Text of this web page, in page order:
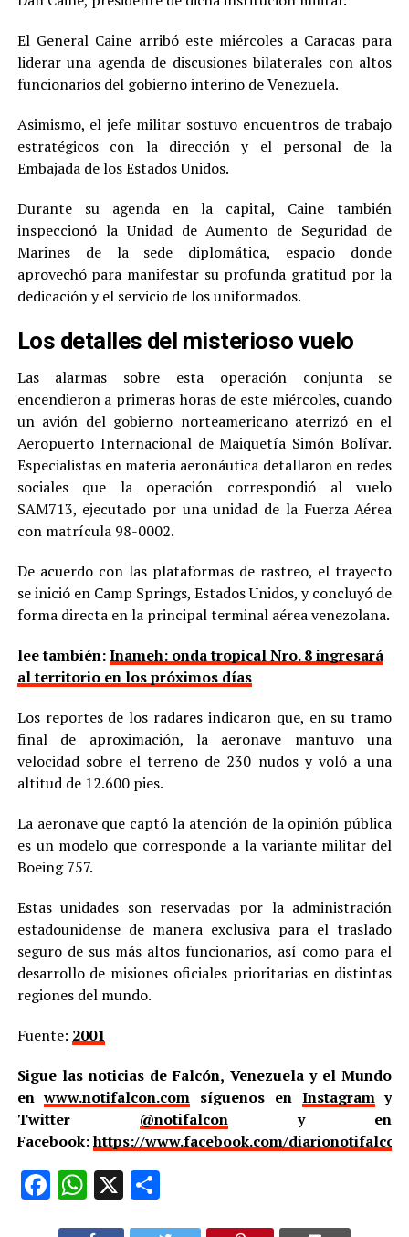
El General Caine arribó este miércoles a Caracas para
liderar una agenda de discusiones bilaterales con altos
funcionarios del gobierno interino de Venezuela.
Asimismo, el jefe militar sostuvo encuentros de trabajo
estratégicos con la dirección y el personal de la
Embajada de los Estados Unidos.
Durante su agenda en la capital, Caine también
inspeccionó la Unidad de Aumento de Seguridad de
Marines de la sede diplomática, espacio donde
aprovechó para manifestar su profunda gratitud por la
dedicación y el servicio de los uniformados.
Los detalles del misterioso vuelo
Las alarmas sobre esta operación conjunta se
encendieron a primeras horas de este miércoles, cuando
un avión del gobierno norteamericano aterrizó en el
Aeropuerto Internacional de Maiquetía Simón Bolívar.
Especialistas en materia aeronáutica detallaron en redes
sociales que la operación correspondió al vuelo
SAM713, ejecutado por una unidad de la Fuerza Aérea
con matrícula 98-0002.
De acuerdo con las plataformas de rastreo, el trayecto
se inició en Camp Springs, Estados Unidos, y concluyó de
forma directa en la principal terminal aérea venezolana.
lee también:Inameh: onda tropical Nro. 8 ingresará
al territorio en los próximos días
Los reportes de los radares indicaron que, en su tramo
final de aproximación, la aeronave mantuvo una
velocidad sobre el terreno de 230 nudos y voló a una
altitud de 12.600 pies.
La aeronave que captó la atención de la opinión pública
es un modelo que corresponde a la variante militar del
Boeing 757.
Estas unidades son reservadas por la administración
estadounidense de manera exclusiva para el traslado
seguro de sus más altos funcionarios, así como para el
desarrollo de misiones oficiales prioritarias en distintas
regiones del mundo.
Fuente: 2001
Sigue las noticias de Falcón, Venezuela y el Mundo
enwww.notifalcon.com síguenos en Instagramy
Twitter @notifalcony en
Facebook:https://www.facebook.com/
Facebook
WhatsApp
X Compartir